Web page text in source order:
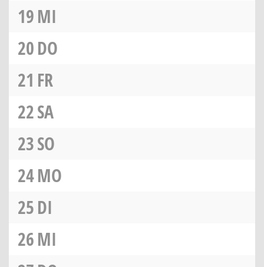
19MI
20DO
21 FR
22SA
23SO
24MO
25DI
26MI